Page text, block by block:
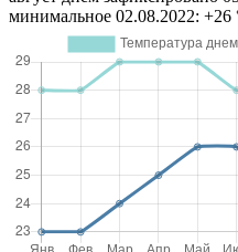
минимальное 02.08.2022: +26